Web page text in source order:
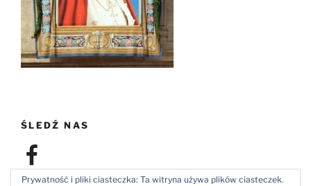
ŚLEDŹ NAS
Facebook
Prywatność i pliki ciasteczka: Ta witryna używa plików ciasteczek.